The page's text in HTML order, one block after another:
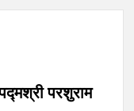
परशुराम